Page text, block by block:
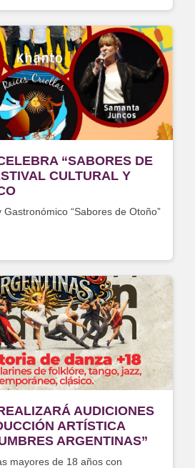
“SABORES DE
CULTURAL Y
Gastronómico “Sabores de Otoño”
AUDICIONES
ARTÍSTICA
ARGENTINAS”
mayores de 18 años con